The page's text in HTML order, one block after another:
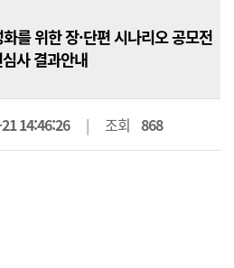
를 위한 장·단편 시나리오 공모전
사 결과안내
14:46:26 조회 868